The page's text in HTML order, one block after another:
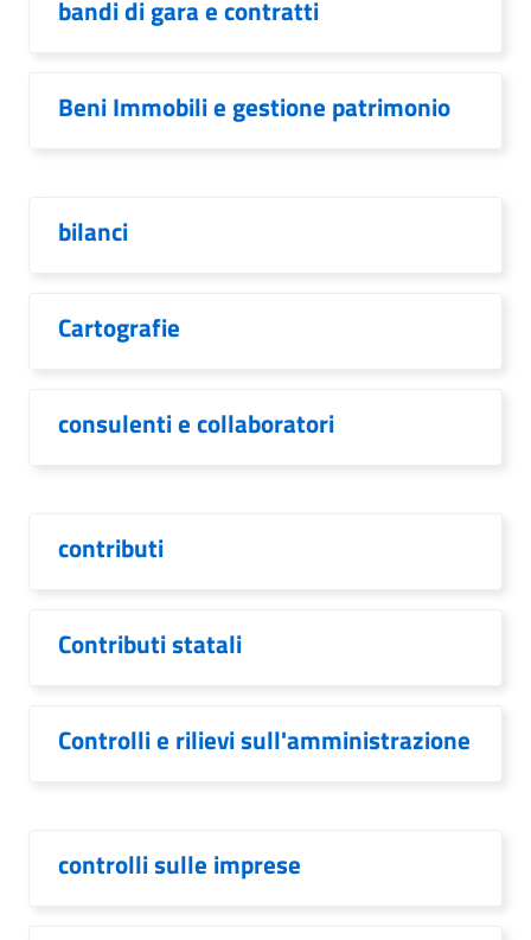
bandi di gara e contratti
Beni Immobili e gestione patrimonio
bilanci
Cartografie
consulenti e collaboratori
contributi
Contributi statali
Controlli e rilievi sull'amministrazione
controlli sulle imprese